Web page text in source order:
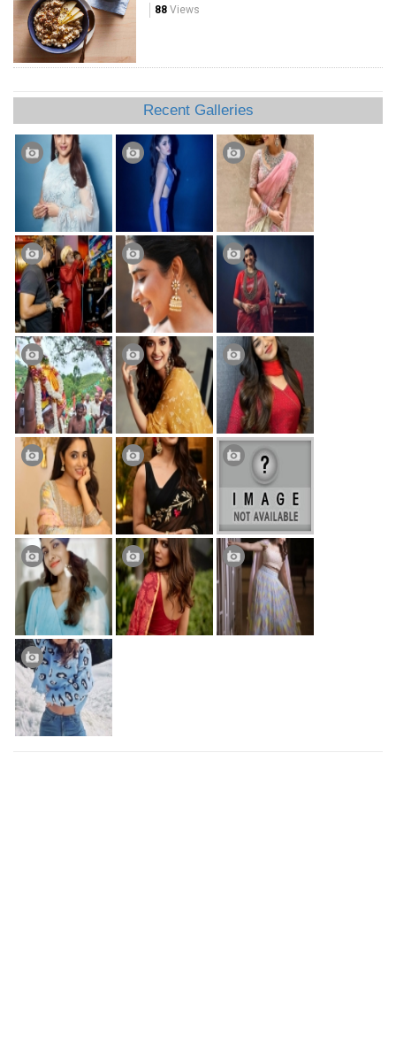
88 Views
Recent Galleries